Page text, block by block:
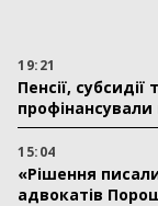
19:21
Пенсії,
15:04
«Рішення
адвокатів